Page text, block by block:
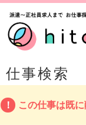
仕事検索
この仕事は既